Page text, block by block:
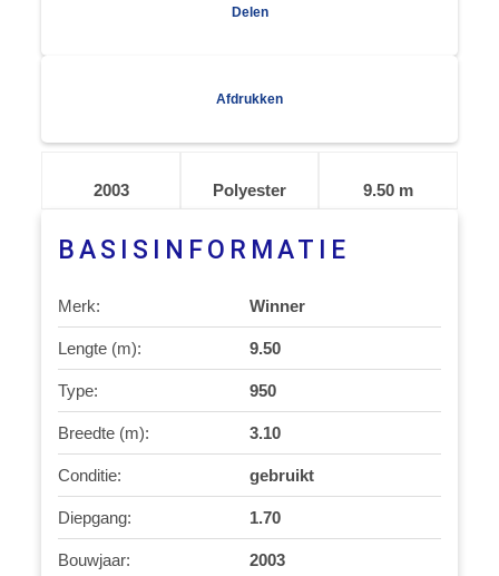
Delen
Afdrukken
2003 Polyester 9.50 m
BASISINFORMATIE
Merk: Winner
Lengte (m): 9.50
Type: 950
Breedte (m): 3.10
Conditie: gebruikt
Diepgang: 1.70
Bouwjaar: 2003